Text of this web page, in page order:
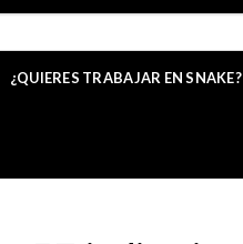
¿QUIERES TRABAJAR EN SNAKE?